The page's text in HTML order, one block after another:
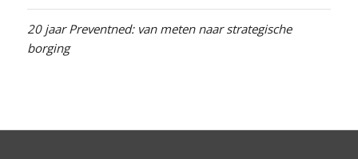
20 jaar Preventned: van meten naar strategische
borging